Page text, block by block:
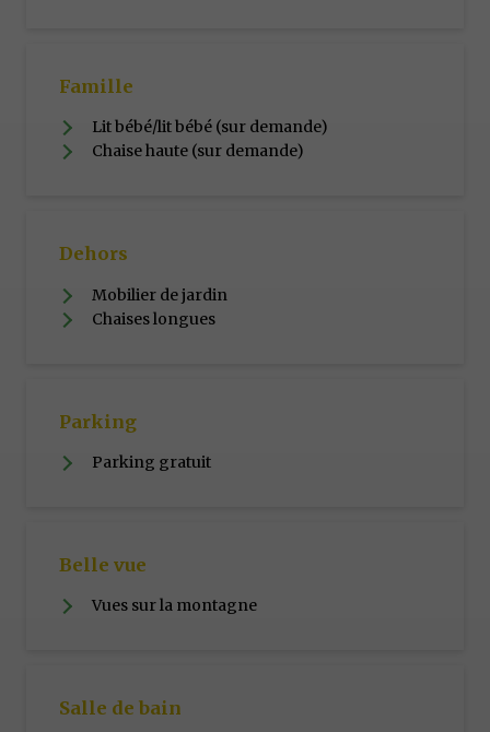
Famille
Lit bébé/lit bébé (sur demande)
Chaise haute (sur demande)
Dehors
Mobilier de jardin
Chaises longues
Parking
Parking gratuit
Belle vue
Vues sur la montagne
Salle de bain